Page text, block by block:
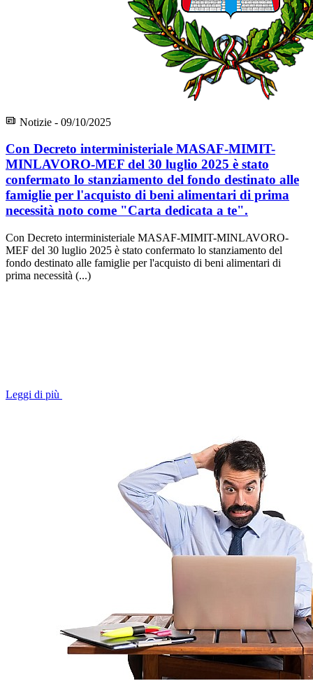
Notizie - 09/10/2025
Con Decreto interministeriale MASAF-MIMIT-
MINLAVORO-MEF del 30 luglio 2025 è stato
confermato lo stanziamento del fondo destinato alle
famiglie per l'acquisto di beni alimentari di prima
necessità noto come "Carta dedicata a te".
Con Decreto interministeriale MASAF-MIMIT-MINLAVORO-
MEF del 30 luglio 2025 è stato confermato lo stanziamento del
fondo destinato alle famiglie per l'acquisto di beni alimentari di
prima necessità (...)
Leggi di più